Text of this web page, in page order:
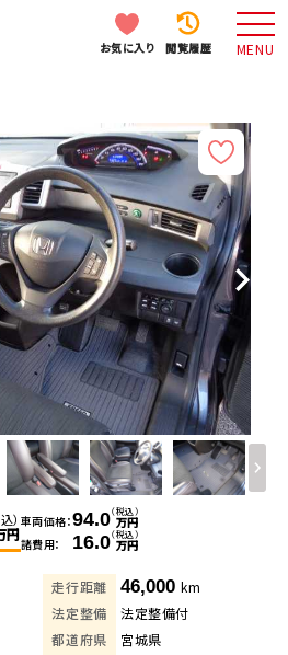
お気に入り 閲覧履歴 MENU
）
円
車両価格 94.0（税込）
万円
諸費用
16.0（税込）
万円
走行距離 46,000 km
法定整備
法定整備付
都道府県
宮城県